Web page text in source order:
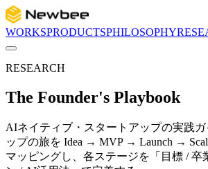
WORKSPRODUCTSPHILOSOPHY
RESEARCH
The Founder's Playbook
AIネイティブ・スタートアップの実践
ップの旅を Idea → MVP → Launch →
マッピングし、各ステージを「目標 / 卒